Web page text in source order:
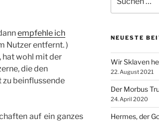
empfehle ich
Nutzer entfernt. )
hat wohl mit der
die den
zu beinflussende
auf ein ganzes
nach:
NEUESTE
Wir Sklaven
22. August 2021
Der Morbus
24. April 2020
Hermes, der